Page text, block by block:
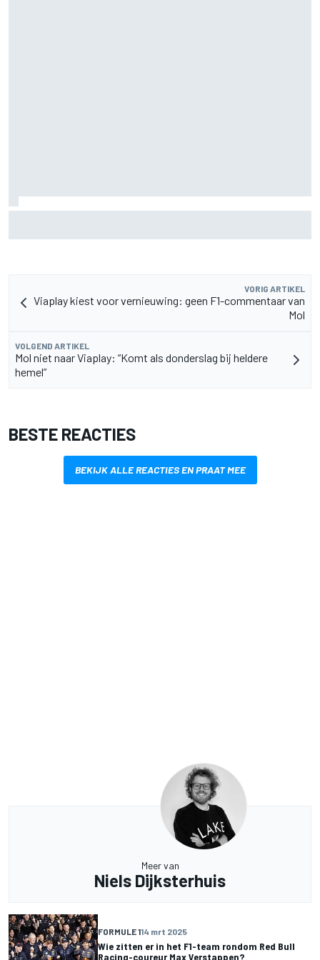
VORIG ARTIKEL
Viaplay kiest voor vernieuwing: geen F1-commentaar van
Mol
VOLGEND ARTIKEL
Mol niet naar Viaplay: “Komt als donderslag bij heldere
hemel”
BESTE REACTIES
BEKIJK ALLE REACTIES EN PRAAT MEE
Meer van
Niels Dijksterhuis
FORMULE 114 mrt 2025
Wie zitten er in het F1-team rondom Red Bull
Racing-coureur Max Verstappen?